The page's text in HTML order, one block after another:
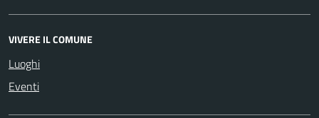
VIVERE IL COMUNE
Luoghi
Eventi